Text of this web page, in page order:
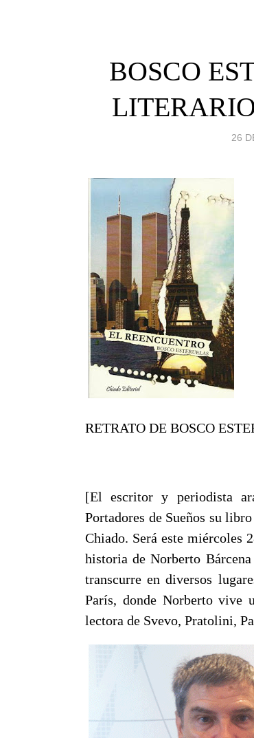
BOSCO
26
RETRATO DE BOSCO
[El escritor y periodista
Portadores de Sueños su
Chiado. Será este miércoles
historia de Norberto
transcurre en diversos
París, donde Norberto vive
lectora de Svevo, Pratolini,